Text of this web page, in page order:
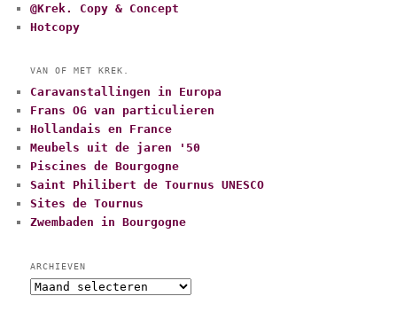
@Krek. Copy & Concept
Hotcopy
VAN OF MET KREK.
Caravanstallingen in Europa
Frans OG van particulieren
Hollandais en France
Meubels uit de jaren '50
Piscines de Bourgogne
Saint Philibert de Tournus UNESCO
Sites de Tournus
Zwembaden in Bourgogne
ARCHIEVEN
A